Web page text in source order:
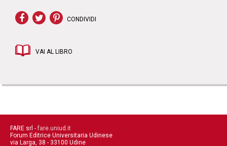
CONDIVIDI
VAI AL LIBRO
FARE srl - fare.uniud.it
Forum Editrice Universitaria Udinese
via Larga, 38 - 33100 Udine